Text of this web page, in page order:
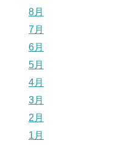
8月
7月
6月
5月
4月
3月
2月
1月